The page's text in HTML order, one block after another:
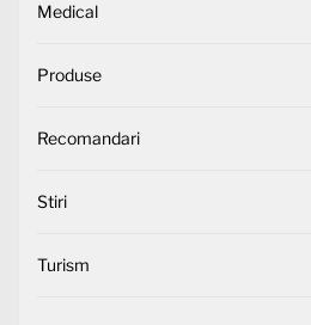
Medical
Produse
Recomandari
Stiri
Turism